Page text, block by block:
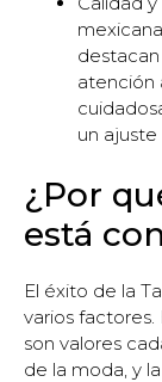
atención
un
¿Por
está
El éxito de la
varios factores.
son valores
de la moda, y